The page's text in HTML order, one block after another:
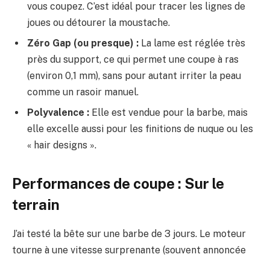
vous coupez. C’est idéal pour tracer les lignes de
joues ou détourer la moustache.
Zéro Gap (ou presque) : La lame est réglée très
près du support, ce qui permet une coupe à ras
(environ 0,1 mm), sans pour autant irriter la peau
comme un rasoir manuel.
Polyvalence : Elle est vendue pour la barbe, mais
elle excelle aussi pour les finitions de nuque ou les
« hair designs ».
Performances de coupe : Sur le
terrain
J’ai testé la bête sur une barbe de 3 jours. Le moteur
tourne à une vitesse surprenante (souvent annoncée